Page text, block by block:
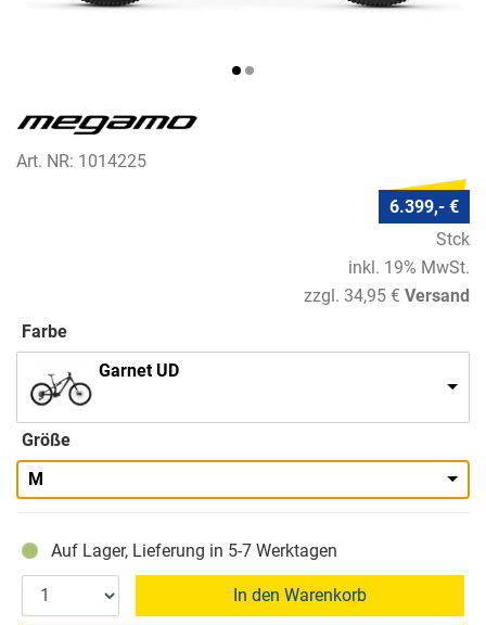
Art. NR: 1014225
6.399,- €
Stck
inkl. 19% MwSt.
zzgl. 34,95 € Versand
Farbe
Garnet UD
Größe
M
Auf Lager, Lieferung in 5-7 Werktagen
In den Warenkorb